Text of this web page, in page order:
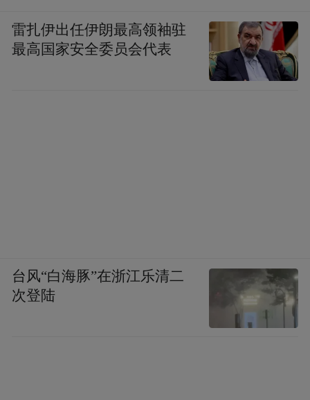
雷扎伊出任伊朗最高领袖驻
最高国家安全委员会代表
台风“白海豚”在浙江乐清二
次登陆